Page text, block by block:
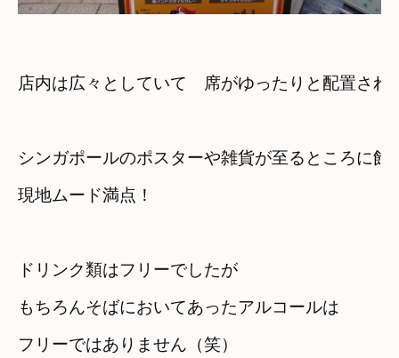
シンガポールのポスターや雑貨が至るところに
現地ムード満点！
ドリンク類はフリーでしたが
もちろんそばにおいてあったアルコールは
フリーではありません（笑）